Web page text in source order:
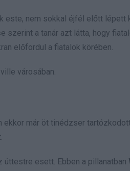
este, nem sokkal éjfél előtt lépett
szerint a tanár azt látta, hogy
előfordul a fiatalok körében.
városában.
ekkor már öt tinédzser
úttestre esett. Ebben a pillanatban